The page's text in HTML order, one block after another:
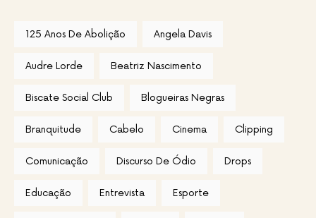
125 Anos De Abolição Angela Davis
Audre Lorde Beatriz Nascimento
Biscate Social Club Blogueiras Negras
Branquitude Cabelo Cinema Clipping
Comunicação Discurso De Ódio Drops
Educação Entrevista Esporte